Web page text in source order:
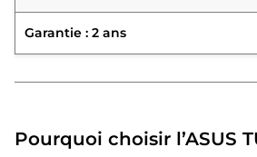
Garantie : 2 ans
Pourquoi choisir l’ASUS